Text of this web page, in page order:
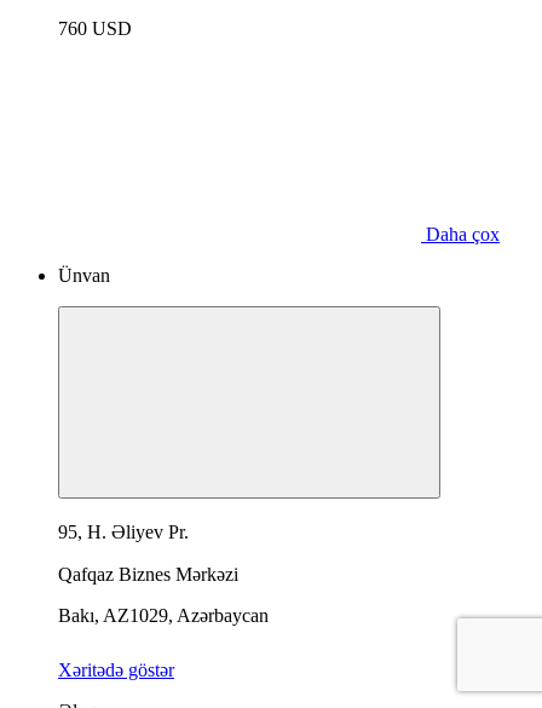
760 USD
Daha çox
Ünvan
95, H. Əliyev Pr.
Qafqaz Biznes Mərkəzi
Bakı, AZ1029, Azərbaycan
Xəritədə göstər